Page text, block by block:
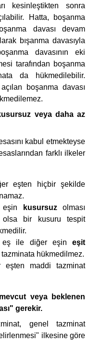
kesinleştikten sonra
Hatta, boşanma
davası devam
bışanma davasıyla
davasının eki
tarafından boşanma
da hükmedilebilir.
boşanma davası
veya daha az
kabul etmekteyse
farklı ilkeler
eşten hiçbir şekilde
eşin
kusursuzolması
bir kusuru tespit
eş ile diğer eşin eşit
hükmedilmez.
eşten maddi tazminat
veya beklenen
gerekir.
genel tazminat
ilkesine göre